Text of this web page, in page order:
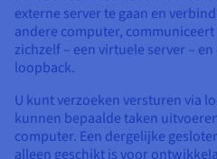
Ontwikkelaars
Tarieven
Regio's
Documentatie
Roadmap & Changelog
Beschikbaarheid per regio
Documentatie
Roadmap & Changelog
Nvidia H200
Nvidia H100
Nvidia L40S
Tarieven
Beschikbaarheid per regio
Documentatie
Roadmap & Changelog
Roadmap & Changelog
Tarieven
Documentatie
Roadmap & Changelog
IAM / KMS
Logs & Statistieken
Roadmap & Changelog
OPCP Packager
CLOUD READY
Cloud ready
Self-Service Portal, API & IaC
BESCHERMING & VEILIGHEID
Anti-DDoS-infrastructuur
DDoS-bescherming Game
DNSSEC
Grid computing
Virtualisatie en containerisatie
Website en zakelijke applicatie
Alle toepassingen
Documentatie
Roadmap & Changelog
Anti-DDoS-infrastructuur
DDoS-bescherming spel
DNSSEC
SSL Gateway
TOEPASSINGEN
Hoe creëer ik een website?
Host uw WordPress-website
Maak mijn site in 1 klik
externe server te gaan en
andere computer,
zichzelf – een virtuele server –
loopback.
U kunt verzoeken versturen via
kunnen bepaalde taken
computer. Een dergelijke
alleen geschikt is voor